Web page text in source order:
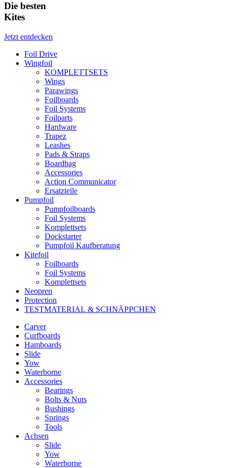
Die besten
Kites
Jetzt entdecken
Foil Drive
Wingfoil
KOMPLETTSETS
Wings
Parawings
Foilboards
Foil Systems
Foilparts
Hardware
Trapez
Leashes
Pads & Straps
Boardbag
Accessories
Action Communicator
Ersatzteile
Pumpfoil
Pumpfoilboards
Foil Systems
Komplettsets
Dockstarter
Pumpfoil Kaufberatung
Kitefoil
Foilboards
Foil Systems
Komplettsets
Neopren
Protection
TESTMATERIAL & SCHNÄPPCHEN
Carver
Curfboards
Hamboards
Slide
Yow
Waterborne
Accessories
Bearings
Bolts & Nuts
Bushings
Springs
Tools
Achsen
Slide
Yow
Waterborne